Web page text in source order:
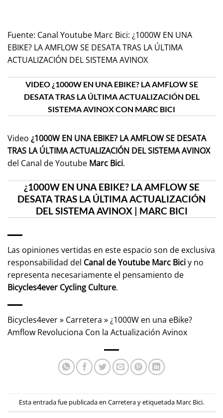
Fuente: Canal Youtube Marc Bici: ¿1000W EN UNA
EBIKE? LA AMFLOW SE DESATA TRAS LA ÚLTIMA
ACTUALIZACIÓN DEL SISTEMA AVINOX
VIDEO ¿1000W EN UNA EBIKE? LA AMFLOW SE
DESATA TRAS LA ÚLTIMA ACTUALIZACIÓN DEL
SISTEMA AVINOX CON MARC BICI
Video ¿1000W EN UNA EBIKE? LA AMFLOW SE DESATA
TRAS LA ÚLTIMA ACTUALIZACIÓN DEL SISTEMA AVINOX
del Canal de Youtube Marc Bici.
¿1000W EN UNA EBIKE? LA AMFLOW SE
DESATA TRAS LA ÚLTIMA ACTUALIZACIÓN
DEL SISTEMA AVINOX | MARC BICI
Las opiniones vertidas en este espacio son de exclusiva
responsabilidad del Canal de Youtube Marc Biciy no
representa necesariamente el pensamiento de
Bicycles4ever Cycling Culture.
Bicycles4ever» Carretera »¿1000W en una eBike?
Amflow Revoluciona Con la Actualización Avinox
Esta entrada fue publicada en Carreteray etiquetada Marc Bici.